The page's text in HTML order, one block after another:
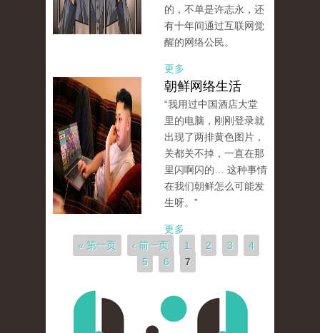
的，不单是许志永，还
有十年间通过互联网觉
醒的网络公民。
更多
朝鲜网络生活
“我用过中国酒店大堂
里的电脑，刚刚登录就
出现了两排黄色图片，
关都关不掉，一直在那
里闪啊闪的… 这种事情
在我们朝鲜怎么可能发
生呀。”
更多
页面« 第一页 ‹ 前一页 1 2 3
4
5
6 7